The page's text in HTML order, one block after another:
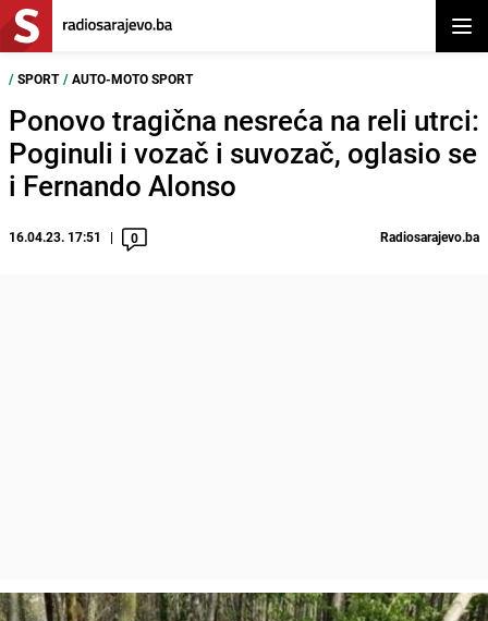
/ SPORT / AUTO-MOTO SPORT
Ponovo tragična nesreća na reli utrci:
Poginuli i vozač i suvozač, oglasio se
i Fernando Alonso
16.04.23. 17:51 0 Radiosarajevo.ba